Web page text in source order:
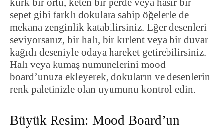
kürk bir örtü, keten bir perde veya hasır bir
sepet gibi farklı dokulara sahip öğelerle de
mekana zenginlik katabilirsiniz. Eğer desenleri
seviyorsanız, bir halı, bir kırlent veya bir duvar
kağıdı deseniyle odaya hareket getirebilirsiniz.
Halı veya kumaş numunelerini mood
board’unuza ekleyerek, dokuların ve desenlerin
renk paletinizle olan uyumunu kontrol edin.
Büyük Resim: Mood Board’un